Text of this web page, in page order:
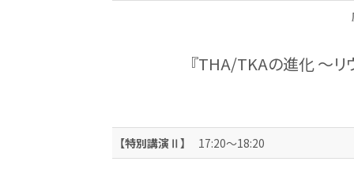
『THA/TKAの進化 ～リ
【特別講演Ⅱ】
17:20～18:20